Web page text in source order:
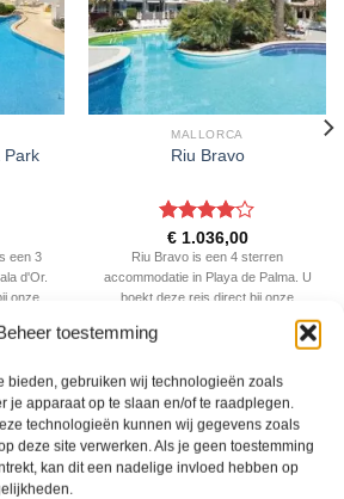
toestemming
bieden, gebruiken wij technologieën zoals
je apparaat op te slaan en/of te raadplegen.
technologieën kunnen wij gegevens zoals
deze site verwerken. Als je geen toestemming
kan dit een nadelige invloed hebben op
Park
een 3
d'Or.
onze
MALLORCA
Riu Bravo
Gewaardeerd
4uit 5
€1.036,00
Riu Bravo is een 4 sterren
accommodatie in Playa de Palma. U
boekt deze reis direct bij onze
partner TUI. Nu vanaf EUR 1036.00
PRIJZEN EN BOEKEN
ZE OVER ONS ZEGGEN